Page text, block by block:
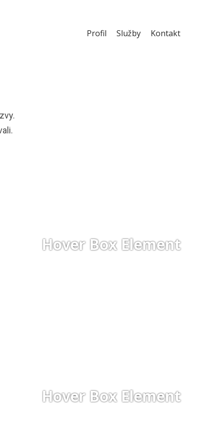
Profil Služby Kontakt
Hover Box Element
Hover Box Element